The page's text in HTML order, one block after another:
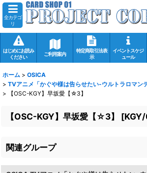
全カテゴ
リ
はじめにお読み
ください
ご利用案内
特定商取引法表
示
イベントスケジ
ュール
ホーム > OSICA
> TVアニメ「かぐや様は告らせたい-ウルトラロマン
>
【OSC-KGY】早坂愛【☆3】
【OSC-KGY】早坂愛【☆3】 [
関連グループ